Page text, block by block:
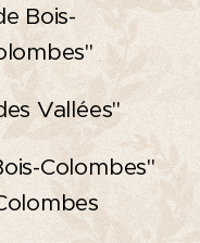
Bois-
Vallées"
Colombes"